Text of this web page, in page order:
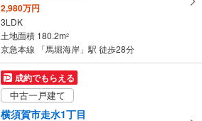
2,980万円
3LDK
土地面積 180.2m2
京急本線 「馬堀海岸」駅 徒歩28分
成約でもらえる
中古一戸建て
横須賀市走水1丁目